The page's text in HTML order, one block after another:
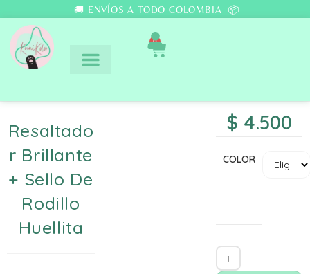
🚚 ENVÍOS A TODO COLOMBIA 📦
0
Resaltado
R Brillante
+ Sello De
Rodillo
Huellita
$ 4.500
COLOR